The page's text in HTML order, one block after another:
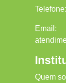
Telefone:
Email:
Quem